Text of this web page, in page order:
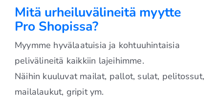
Mitä urheiluvälineitä myytte
Pro Shopissa?
Myymme hyvälaatuisia ja kohtuuhintaisia
pelivälineitä kaikkiin lajeihimme.
Näihin kuuluvat mailat, pallot, sulat, pelitossut,
mailalaukut, gripit ym.